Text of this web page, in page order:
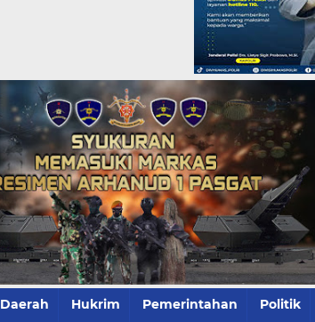
Daerah Hukrim Pemerintahan Politik